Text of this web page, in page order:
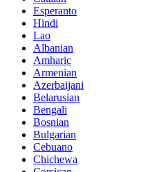
Esperanto
Hindi
Lao
Albanian
Amharic
Armenian
Azerbaijani
Belarusian
Bengali
Bosnian
Bulgarian
Cebuano
Chichewa